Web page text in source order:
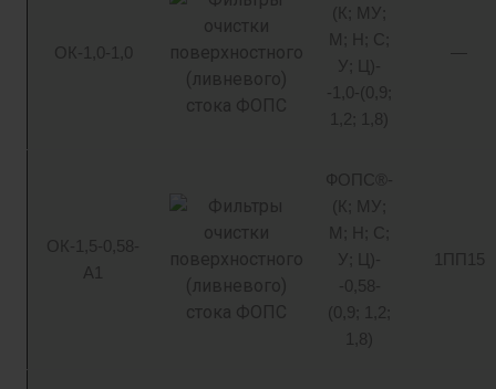
ОК-1,0-1,0
(К; МУ;
М; Н; С;
У; Ц)-
-1,0-(0,9;
1,2; 1,8)
—
ОК-1,5-0,58-
А1
ФОПС®-
(К; МУ;
М; Н; С;
У; Ц)-
-0,58-
(0,9; 1,2;
1,8)
1ПП15